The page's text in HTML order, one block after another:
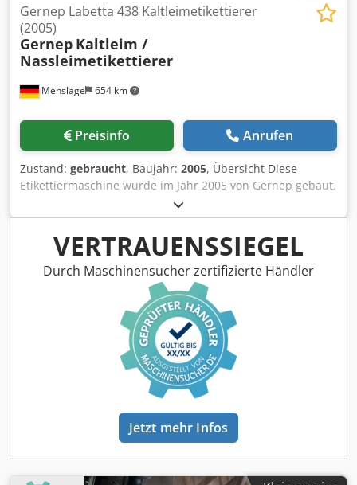
Menslage 654 km
Gernep Labetta 438 Kaltleimetikettierer
(2005)
Gernep Kaltleim /
Nassleimetikettierer
Preisinfo Anrufen
Zustand: gebraucht, Baujahr: 2005, Übersicht Diese
Etikettiermaschine wurde im Jahr 2005 von Gernep gebaut.
Sie war bis 01/2022 in einem Fruchtsaftbetrieb in
Deutschland in Betrieb. In diesem Betrieb wurde sie nur
im Einschichtbetrieb an ca. 100 Tagen im Jahr eingesetzt,
weshalb der Zustand der Maschine noch sehr gut ist.
Technische Daten: Kapazität: 6.000 bph bei 1L Flaschen
Anzahl der Aggregate: 2 Zubehör: Formate für 1,0 l VdF-
Glasflaschen, 0,7 l VdF, 0,2 l Glasflaschen Kropfhals Diverse
Ersatzteile im Lieferumfang enthalten Dodsl Hxzvspfx
VERTRAUENSSIEGEL
Durch Maschinensucher zertifizierte Händler
Jetzt mehr Infos